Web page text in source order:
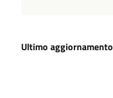
Ultimo aggiornamento